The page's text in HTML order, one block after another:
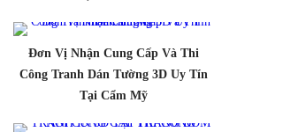
Đơn Vị Nhận Cung Cấp Và Thi
Công Tranh Dán Tường 3D Uy Tín
Tại Cẩm Mỹ